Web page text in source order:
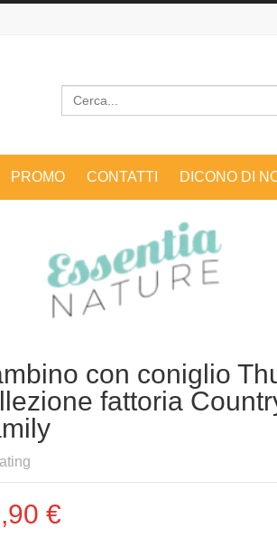
Cerca
PROMO CONTATTI DICONO DI
con coniglio
fattoria
€